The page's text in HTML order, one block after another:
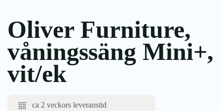
Oliver Furniture,
våningssäng Mini+,
vit/ek
ca 2 veckors leveranstid